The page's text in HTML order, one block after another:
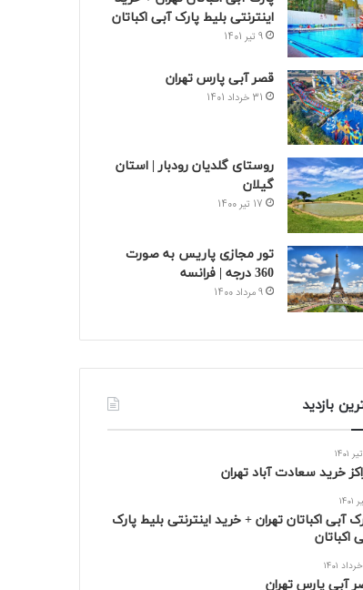
اینترنتی بلیط پارک آبی اکباتان
9 تیر 1401
قصر آبی پارس تهران
31 خرداد 1401
روستای گلدیان رودبار | استان
گیلان
17 تیر 1400
تور مجازی پاریس به صورت
360 درجه | فرانسه
9 مرداد 1400
بازدید
خرید سعادت‌ آباد تهران
آبی اکباتان تهران + خرید اینترنتی بلیط پارک
اکباتان
آبی پارس تهران